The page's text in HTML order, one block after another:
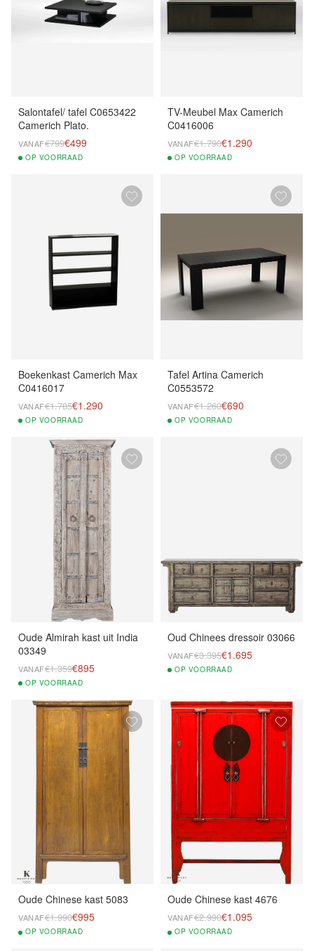
Salontafel/ tafel C0653422
Camerich Plato.
VANAF€799€499
OP VOORRAAD
TV-Meubel Max Camerich
C0416006
VANAF€1.790€1.290
OP VOORRAAD
Boekenkast Camerich Max
C0416017
VANAF€1.785€1.290
OP VOORRAAD
Tafel Artina Camerich
C0553572
VANAF€1.260€690
OP VOORRAAD
Oude Almirah kast uit India
03349
VANAF€1.359€895
OP VOORRAAD
Oud Chinees dressoir 03066
VANAF€3.395€1.695
OP VOORRAAD
Oude Chinese kast 5083
VANAF€1.990€995
OP VOORRAAD
Oude Chinese kast 4676
VANAF€2.990€1.095
OP VOORRAAD